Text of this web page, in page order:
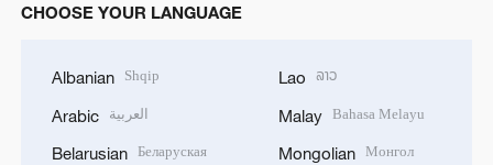
CHOOSE YOUR LANGUAGE
Albanian Shqip
Arabic العربية
Belarusian Беларуская
Lao ລາວ
Malay Bahasa Melayu
Mongolian Монгол